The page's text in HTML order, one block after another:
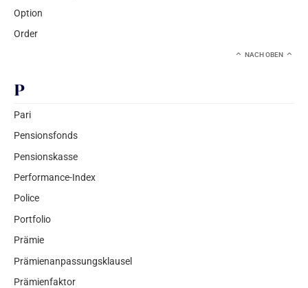
Option
Order
NACH OBEN
P
Pari
Pensionsfonds
Pensionskasse
Performance-Index
Police
Portfolio
Prämie
Prämienanpassungsklausel
Prämienfaktor